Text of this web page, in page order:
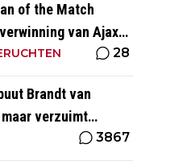
of the Match
van Ajax
28
Brandt van
verzuimt
3867